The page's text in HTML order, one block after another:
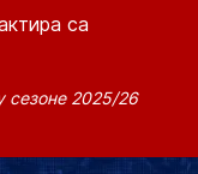
са
сезоне 2025/26